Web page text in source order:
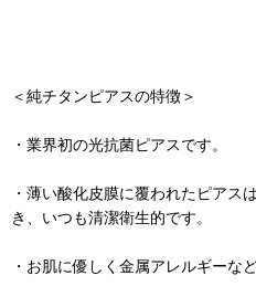
＜純チタンピアスの特徴＞
・業界初の光抗菌ピアスです。
・薄い酸化皮膜に覆われたピアス
き、いつも清潔衛生的です。
・お肌に優しく金属アレルギーな